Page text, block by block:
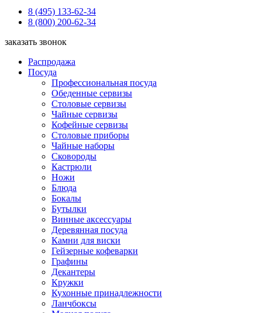
8 (495) 133-62-34
8 (800) 200-62-34
заказать звонок
Распродажа
Посуда
Профессиональная посуда
Обеденные сервизы
Столовые сервизы
Чайные сервизы
Кофейные сервизы
Столовые приборы
Чайные наборы
Сковороды
Кастрюли
Ножи
Блюда
Бокалы
Бутылки
Винные аксессуары
Деревянная посуда
Камни для виски
Гейзерные кофеварки
Графины
Декантеры
Кружки
Кухонные принадлежности
Ланчбоксы